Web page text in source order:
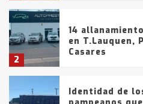
2
14
en T.Lauquen,
Casares
Identidad de